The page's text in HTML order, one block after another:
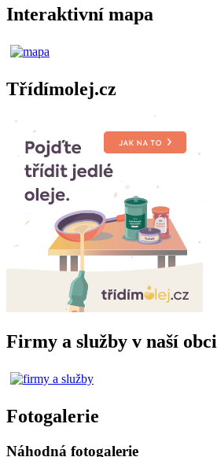
Interaktivní mapa
Třídímolej.cz
Firmy a služby v naší obci
Fotogalerie
Náhodná fotogalerie